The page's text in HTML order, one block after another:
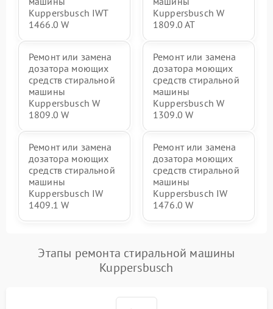
Kuppersbusch IWT
1466.0 W
Kuppersbusch W
1809.0 AT
Ремонт или замена
дозатора моющих
средств стиральной
машины
Kuppersbusch W
1809.0 W
Ремонт или замена
дозатора моющих
средств стиральной
машины
Kuppersbusch W
1309.0 W
Ремонт или замена
дозатора моющих
средств стиральной
машины
Kuppersbusch IW
1409.1 W
Ремонт или замена
дозатора моющих
средств стиральной
машины
Kuppersbusch IW
1476.0 W
Этапы ремонта стиральной машины
Kuppersbusch